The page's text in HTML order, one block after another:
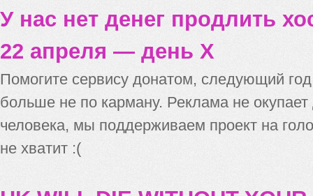
У нас нет денег продлить
22 апреля — день X
Помогите сервису донатом, следующий
больше не по карману. Реклама не
человека, мы поддерживаем проект на
не хватит :(